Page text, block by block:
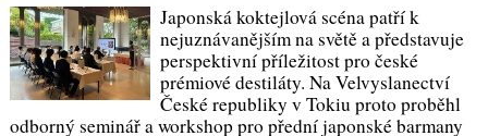
Japonská koktejlová scéna patří k
nejuznávanějším na světě a představuje
perspektivní příležitost pro české
prémiové destiláty. Na Velvyslanectví
České republiky v Tokiu proto proběhl
odborný seminář a workshop pro přední japonské barmany